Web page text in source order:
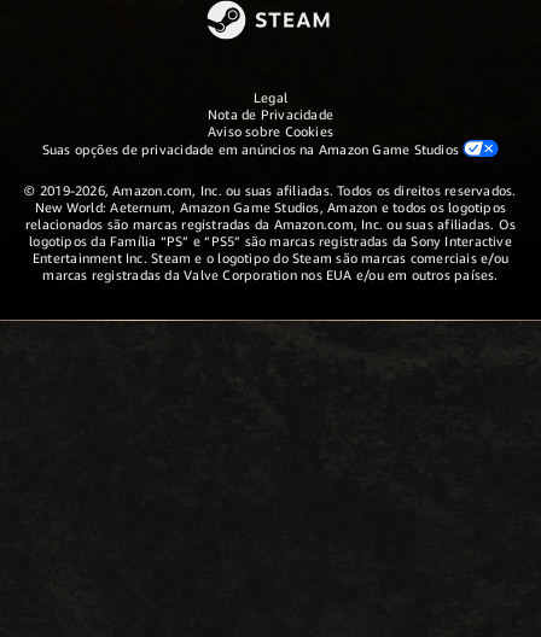
Legal
Nota de Privacidade
Aviso sobre Cookies
Suas opções de privacidade em anúncios na Amazon Game Studios
© 2019-2026, Amazon.com, Inc. ou suas afiliadas. Todos os direitos reservados.
New World: Aeternum, Amazon Game Studios, Amazon e todos os logotipos
relacionados são marcas registradas da Amazon.com, Inc. ou suas afiliadas. Os
logotipos da Família “PS” e “PS5” são marcas registradas da Sony Interactive
Entertainment Inc. Steam e o logotipo do Steam são marcas comerciais e/ou
marcas registradas da Valve Corporation nos EUA e/ou em outros países.